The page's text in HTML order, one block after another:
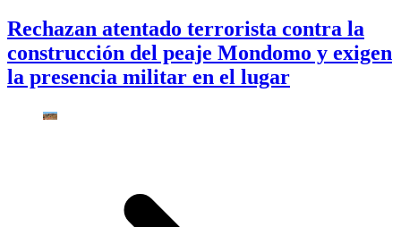
Rechazan atentado terrorista contra la
construcción del peaje Mondomo y exigen
la presencia militar en el lugar